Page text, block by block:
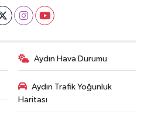
Aydın Hava Durumu
Aydın Trafik Yoğunluk
Haritası